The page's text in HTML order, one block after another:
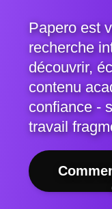
Papero est
recherche
découvrir,
contenu
confiance -
travail